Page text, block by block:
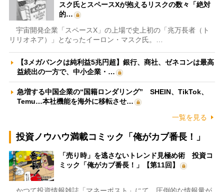
スク氏とスペースXが抱えるリスクの数々「絶対
的…
宇宙開発企業「スペースX」の上場で史上初の「兆万長者（ト
リリオネア）」となったイーロン・マスク氏。…
【3メガバンクは純利益5兆円超】銀行、商社、ゼネコンは最高
益続出の一方で、中小企業・…
急増する中国企業の“国籍ロンダリング” SHEIN、TikTok、
Temu…本社機能を海外に移転させ…
一覧を見る
投資ノウハウ満載コミック「俺がカブ番長！」
「売り時」を逃さないトレンド見極め術 投資コ
ミック「俺がカブ番長！」【第11回】